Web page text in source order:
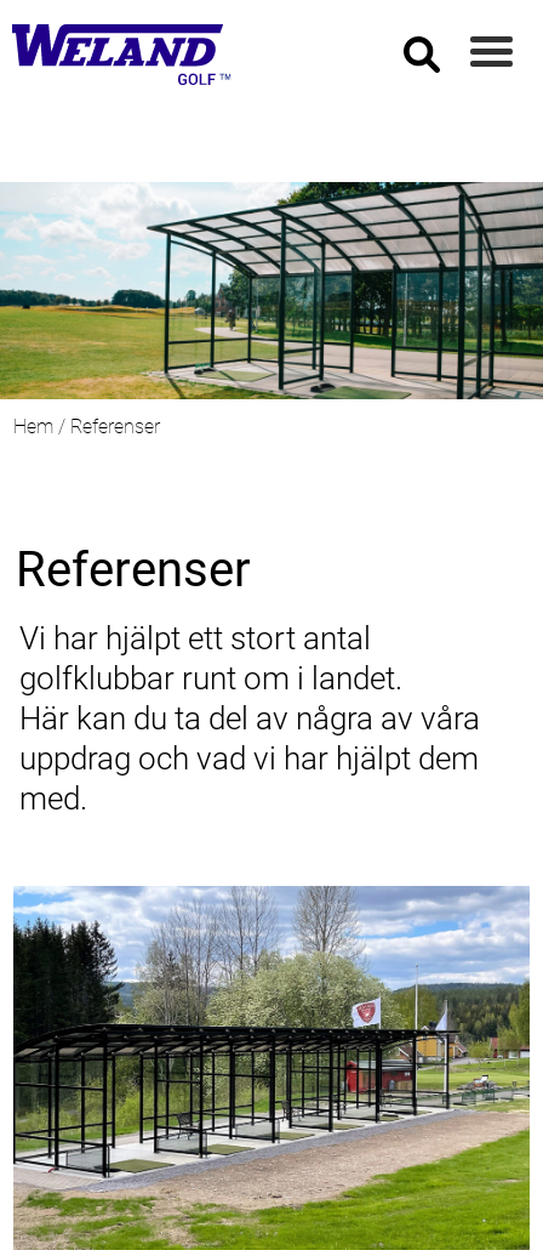
Hem / Referenser
Referenser
Vi har hjälpt ett stort antal
golfklubbar runt om i landet.
Här kan du ta del av några av våra
uppdrag och vad vi har hjälpt dem
med.